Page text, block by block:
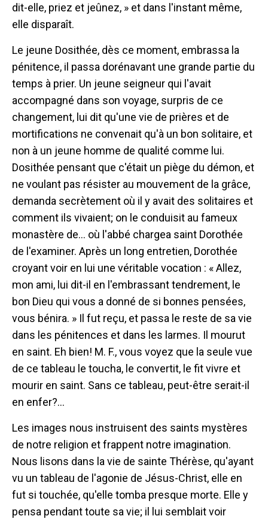
dit-elle, priez et jeûnez, » et dans l'instant même,
elle disparaît.
Le jeune Dosithée, dès ce moment, embrassa la
pénitence, il passa dorénavant une grande partie du
temps à prier. Un jeune seigneur qui l'avait
accompagné dans son voyage, surpris de ce
changement, lui dit qu'une vie de prières et de
mortifications ne convenait qu'à un bon solitaire, et
non à un jeune homme de qualité comme lui.
Dosithée pensant que c'était un piège du démon, et
ne voulant pas résister au mouvement de la grâce,
demanda secrètement où il y avait des solitaires et
comment ils vivaient; on le conduisit au fameux
monastère de... où l'abbé chargea saint Dorothée
de l'examiner. Après un long entretien, Dorothée
croyant voir en lui une véritable vocation : « Allez,
mon ami, lui dit-il en l'embrassant tendrement, le
bon Dieu qui vous a donné de si bonnes pensées,
vous bénira. » Il fut reçu, et passa le reste de sa vie
dans les pénitences et dans les larmes. Il mourut
en saint. Eh bien! M. F., vous voyez que la seule vue
de ce tableau le toucha, le convertit, le fit vivre et
mourir en saint. Sans ce tableau, peut-être serait-il
en enfer?...
Les images nous instruisent des saints mystères
de notre religion et frappent notre imagination.
Nous lisons dans la vie de sainte Thérèse, qu'ayant
vu un tableau de l'agonie de Jésus-Christ, elle en
fut si touchée, qu'elle tomba presque morte. Elle y
pensa pendant toute sa vie; il lui semblait voir